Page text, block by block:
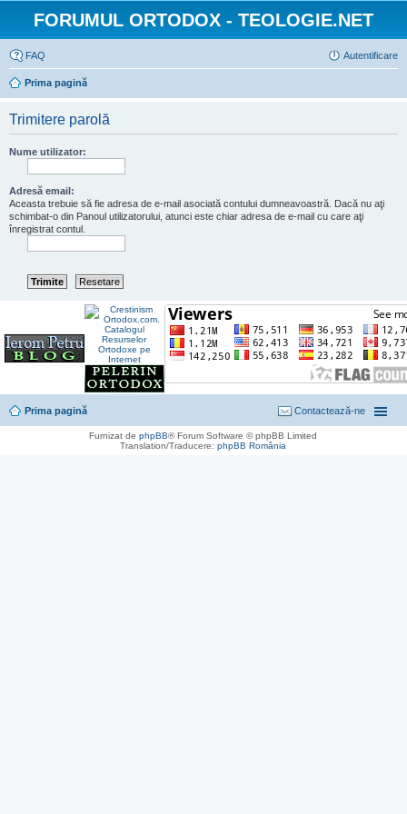
FORUMUL ORTODOX - TEOLOGIE.NET
FAQ Autentificare
Prima pagină
Trimitere parolă
Nume utilizator:
Adresă email:
Aceasta trebuie să fie adresa de e-mail asociată contului dumneavoastră. Dacă nu aţi
schimbat-o din Panoul utilizatorului, atunci este chiar adresa de e-mail cu care aţi
înregistrat contul.
Prima pagină Contactează-ne
Furnizat dephpBB® Forum Software © phpBB Limited
Translation/Traducere:phpBB România